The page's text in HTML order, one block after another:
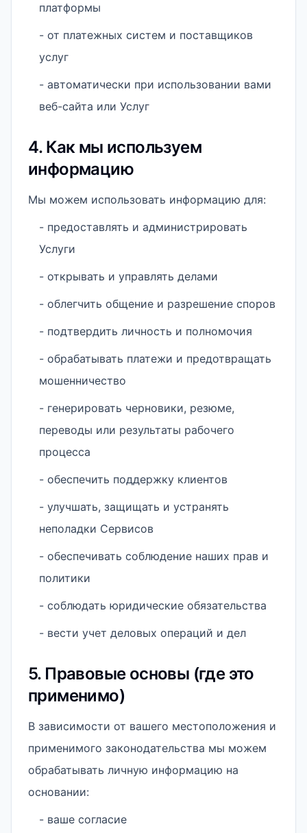
платформы
- от платежных систем и поставщиков
услуг
- автоматически при использовании вами
веб-сайта или Услуг
4. Как мы используем
информацию
Мы можем использовать информацию для:
- предоставлять и администрировать
Услуги
- открывать и управлять делами
- облегчить общение и разрешение споров
- подтвердить личность и полномочия
- обрабатывать платежи и предотвращать
мошенничество
- генерировать черновики, резюме,
переводы или результаты рабочего
процесса
- обеспечить поддержку клиентов
- улучшать, защищать и устранять
неполадки Сервисов
- обеспечивать соблюдение наших прав и
политики
- соблюдать юридические обязательства
- вести учет деловых операций и дел
5. Правовые основы (где это
применимо)
В зависимости от вашего местоположения и
применимого законодательства мы можем
обрабатывать личную информацию на
основании:
- ваше согласие